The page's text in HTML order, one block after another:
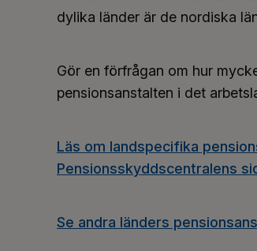
dylika länder är de nordiska
Gör en förfrågan om hur
pensionsanstalten i det
Läs om landspecifika
Pensionsskyddscentralens
Se andra länders